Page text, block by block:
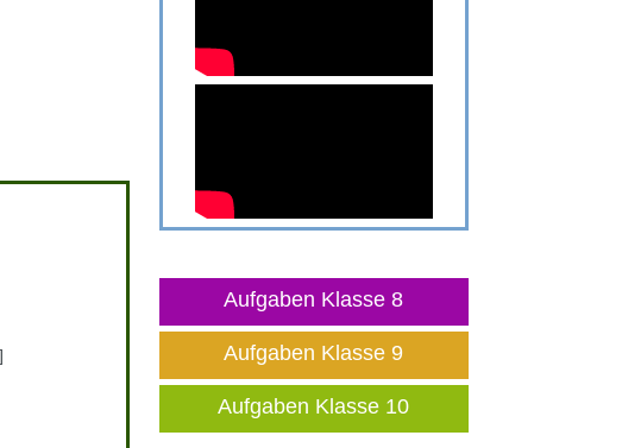
Aufgaben Klasse 8
Aufgaben Klasse 9
Aufgaben Klasse 10